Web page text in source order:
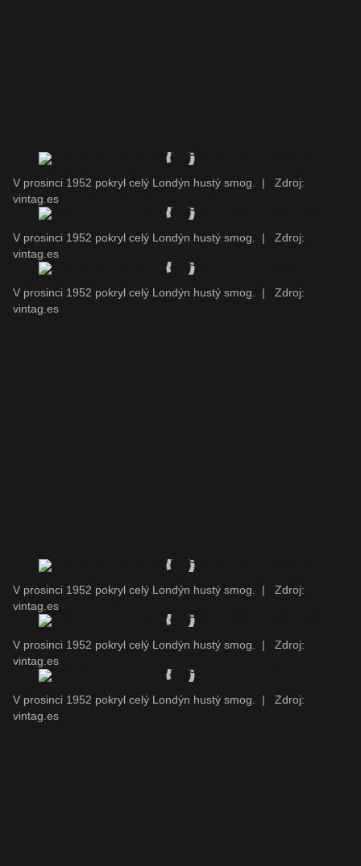
V prosinci 1952 pokryl celý Londýn hustý smog. |
Zdroj:
vintag.es
V prosinci 1952 pokryl celý Londýn hustý smog. |
Zdroj:
vintag.es
V prosinci 1952 pokryl celý Londýn hustý smog. |
Zdroj:
vintag.es
V prosinci 1952 pokryl celý Londýn hustý smog. |
Zdroj:
vintag.es
V prosinci 1952 pokryl celý Londýn hustý smog. |
Zdroj:
vintag.es
V prosinci 1952 pokryl celý Londýn hustý smog. |
Zdroj:
vintag.es